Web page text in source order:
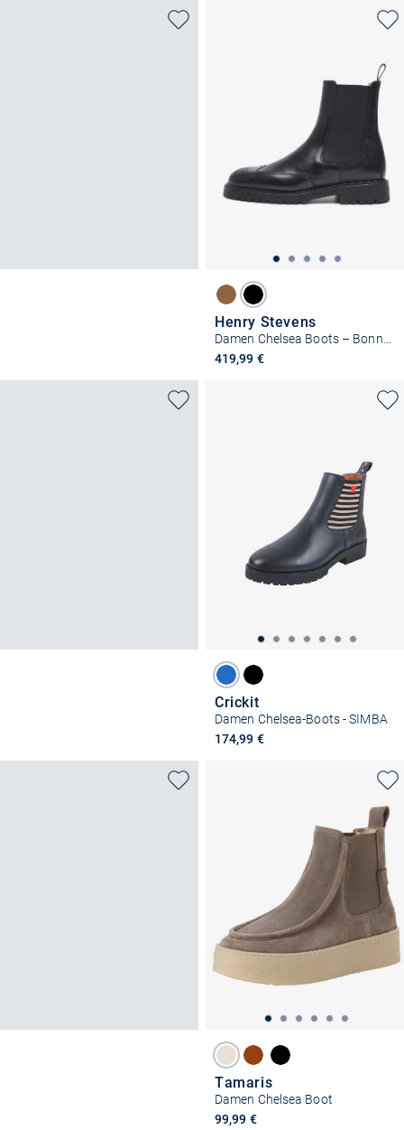
Henry Stevens
419,99 €
Crickit
Damen Chelsea-Boots - SIMBA
174,99 €
Tamaris
Damen Chelsea Boot
99,99 €